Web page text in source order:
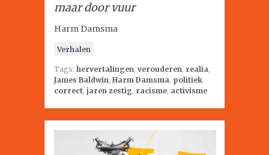
maar door vuur
Harm Damsma
Verhalen
Tags: hervertalingen, verouderen, realia,
James Baldwin, Harm Damsma, politiek
correct, jaren zestig, racisme, activisme